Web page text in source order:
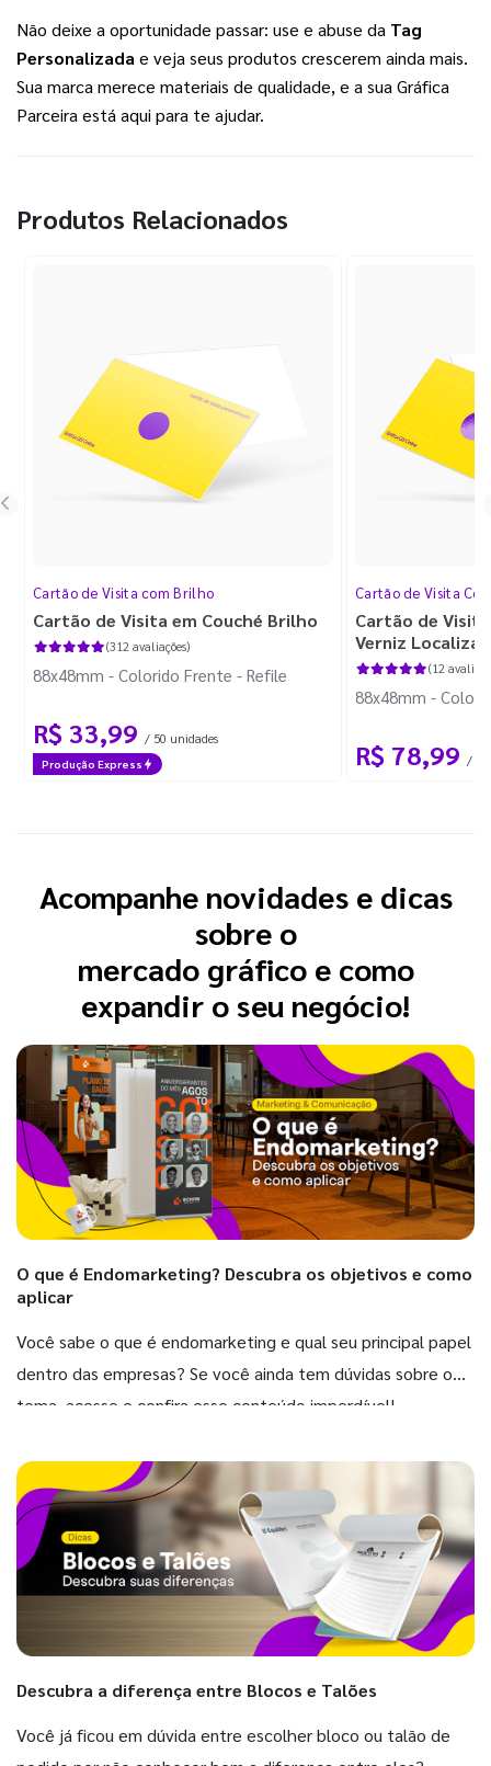
Não deixe a oportunidade passar: use e abuse da Tag
Personalizada e veja seus produtos crescerem ainda mais.
Sua marca merece materiais de qualidade, e a sua Gráfica
Parceira está aqui para te ajudar.
Produtos Relacionados
Cartão de Visita com Brilho
Cartão de Visita em Couché Brilho
(312 avaliações)
88x48mm - Colorido Frente - Refile
R$ 33,99 / 50 unidades
Produção Express
Cartão de Visita
Cartão de
Verniz
(12
88x48mm -
R$ 78,99 /
Acompanhe novidades e dicas
sobre o
mercado gráfico e como
expandir o seu negócio!
O que é Endomarketing? Descubra os objetivos e como
aplicar
Você sabe o que é endomarketing e qual seu principal papel
dentro das empresas? Se você ainda tem dúvidas sobre o
tema, acesse e confira esse conteúdo imperdível!
Descubra a diferença entre Blocos e Talões
Você já ficou em dúvida entre escolher bloco ou talão de